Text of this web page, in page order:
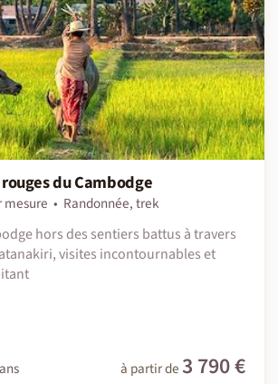
du Cambodge
mesure
Randonnée, trek
hors des sentiers battus à travers
visites incontournables et
à partir de 3 790 €